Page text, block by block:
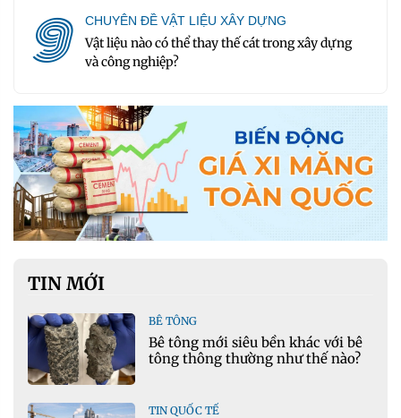
9 CHUYÊN ĐỀ VẬT LIỆU XÂY DỰNG
Vật liệu nào có thể thay thế cát trong xây dựng
và công nghiệp?
TIN MỚI
BÊ TÔNG
Bê tông mới siêu bền khác với bê
tông thông thường như thế nào?
TIN QUỐC TẾ